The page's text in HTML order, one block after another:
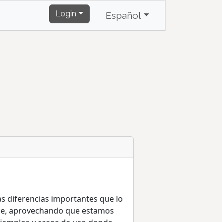
Login Español
diferencias importantes que lo
aprovechando que estamos